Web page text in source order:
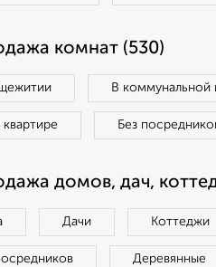
комнат (530)
В коммунальной
квартире Без
домов, дач,
Дачи Коттеджи
Деревянные